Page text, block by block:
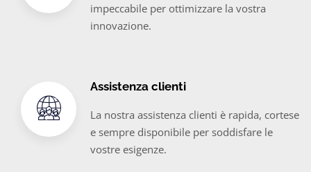
impeccabile per ottimizzare la vostra
innovazione.
Assistenza clienti
La nostra assistenza clienti è rapida, cortese
e sempre disponibile per soddisfare le
vostre esigenze.